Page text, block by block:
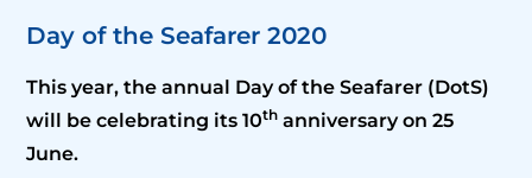
Day of the Seafarer 2020
This year, the annual Day of the Seafarer (DotS)
will be celebrating its 10th anniversary on 25
June.